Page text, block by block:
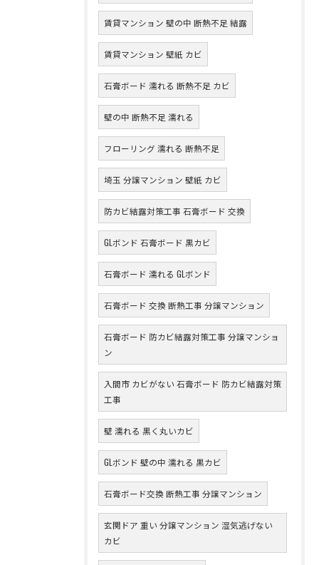
賃貸マンション 壁の中 断熱不足 結露
賃貸マンション 壁紙 カビ
石膏ボード 濡れる 断熱不足 カビ
壁の中 断熱不足 濡れる
フローリング 濡れる 断熱不足
埼玉 分譲マンション 壁紙 カビ
防カビ結露対策工事 石膏ボード 交換
GLボンド 石膏ボード 黒カビ
石膏ボード 濡れる GLボンド
石膏ボード 交換 断熱工事 分譲マンション
石膏ボード 防カビ結露対策工事 分譲マンショ
ン
入間市 カビがない 石膏ボード 防カビ結露対策
工事
壁 濡れる 黒く丸いカビ
GLボンド 壁の中 濡れる 黒カビ
石膏ボード交換 断熱工事 分譲マンション
玄関ドア 重い 分譲マンション 湿気逃げない
カビ